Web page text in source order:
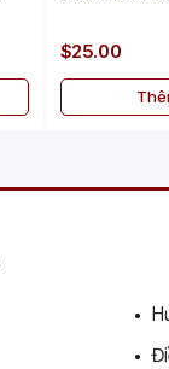
$25.00